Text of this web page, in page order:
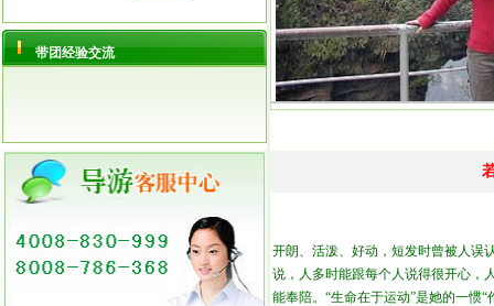
带团经验交流
开朗、活泼、好动，短发时曾被人误
说，人多时能跟每个人说得很开心，
能奉陪。“生命在于运动”是她的一惯